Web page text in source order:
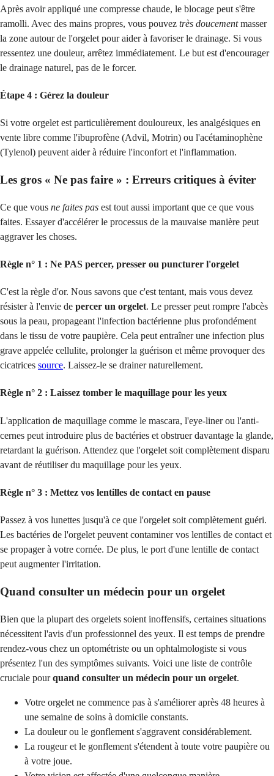
Après avoir appliqué une compresse chaude, le blocage peut s'être
ramolli. Avec des mains propres, vous pouvez très doucementmasser
la zone autour de l'orgelet pour aider à favoriser le drainage. Si vous
ressentez une douleur, arrêtez immédiatement. Le but est d'encourager
le drainage naturel, pas de le forcer.
Étape 4 : Gérez la douleur
Si votre orgelet est particulièrement douloureux, les analgésiques en
vente libre comme l'ibuprofène (Advil, Motrin) ou l'acétaminophène
(Tylenol) peuvent aider à réduire l'inconfort et l'inflammation.
Les gros « Ne pas faire » : Erreurs critiques à éviter
Ce que vous ne faites pas est tout aussi important que ce que vous
faites. Essayer d'accélérer le processus de la mauvaise manière peut
aggraver les choses.
Règle n° 1 : Ne PAS percer, presser ou puncturer l'orgelet
C'est la règle d'or. Nous savons que c'est tentant, mais vous devez
résister à l'envie de percer un orgelet. Le presser peut rompre l'abcès
sous la peau, propageant l'infection bactérienne plus profondément
dans le tissu de votre paupière. Cela peut entraîner une infection plus
grave appelée cellulite, prolonger la guérison et même provoquer des
cicatrices source. Laissez-le se drainer naturellement.
Règle n° 2 : Laissez tomber le maquillage pour les yeux
L'application de maquillage comme le mascara, l'eye-liner ou l'anti-
cernes peut introduire plus de bactéries et obstruer davantage la glande,
retardant la guérison. Attendez que l'orgelet soit complètement disparu
avant de réutiliser du maquillage pour les yeux.
Règle n° 3 : Mettez vos lentilles de contact en pause
Passez à vos lunettes jusqu'à ce que l'orgelet soit complètement guéri.
Les bactéries de l'orgelet peuvent contaminer vos lentilles de contact et
se propager à votre cornée. De plus, le port d'une lentille de contact
peut augmenter l'irritation.
Quand consulter un médecin pour un orgelet
Bien que la plupart des orgelets soient inoffensifs, certaines situations
nécessitent l'avis d'un professionnel des yeux. Il est temps de prendre
rendez-vous chez un optométriste ou un ophtalmologiste si vous
présentez l'un des symptômes suivants. Voici une liste de contrôle
cruciale pourquand consulter un médecin pour un orgelet.
Votre orgelet ne commence pas à s'améliorer après 48 heures à
une semaine de soins à domicile constants.
La douleur ou le gonflement s'aggravent considérablement.
La rougeur et le gonflement s'étendent à toute votre paupière ou
à votre joue.